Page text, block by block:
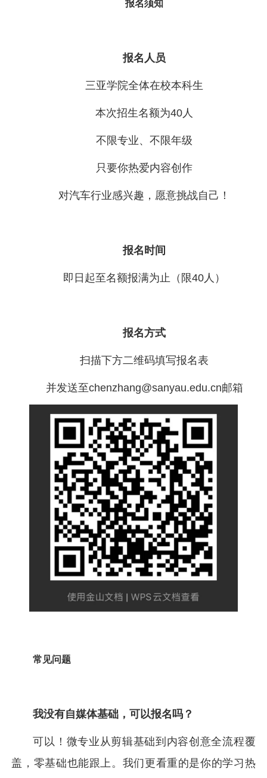
报名须知
报名人员
三亚学院全体在校本科生
本次招生名额为40人
不限专业、不限年级
只要你热爱内容创作
对汽车行业感兴趣，愿意挑战自己！
报名时间
即日起至名额报满为止（限40人）
报名方式
扫描下方二维码填写报名表
并发送至chenzhang@sanyau.edu.cn邮箱
常见问题
我没有自媒体基础，可以报名吗？
可以！微专业从剪辑基础到内容创意全流程覆
盖，零基础也能跟上。我们更看重的是你的学习热